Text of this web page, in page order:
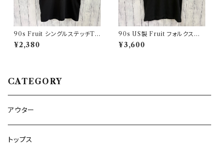
90s Fruit シングルステッチTシ
ャツ プリントT
¥2,380
90s US製 Fruit フォルクスワ
ーゲン シングルステッチTシャツ
ヴィンテージTシャツ アド 企業
¥3,600
CATEGORY
アウター
トップス